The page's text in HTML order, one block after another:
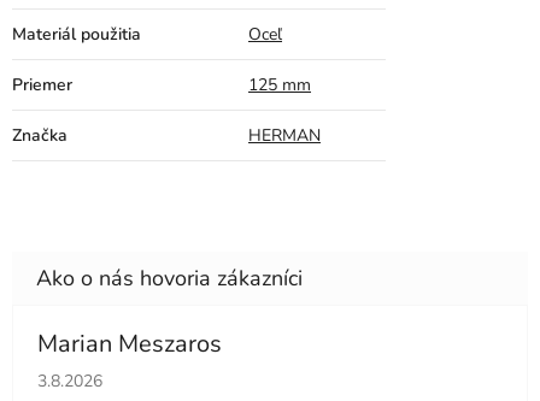
Materiál použitia Oceľ
Priemer 125 mm
Značka HERMAN
Marian Meszaros
Hodnotenie obchodu je 5 z 5 hviezdičiek.
3.8.2026